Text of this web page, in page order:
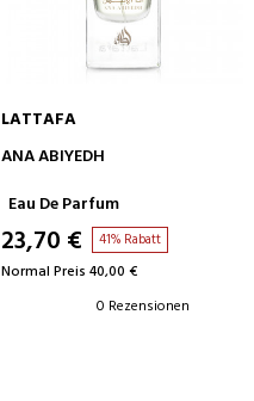
IN DEN WARENKORB
LATTAFA
ANA ABIYEDH
Eau De Parfum
23,70 € 41% Rabatt
Normal Preis 40,00 €
0 Rezensionen